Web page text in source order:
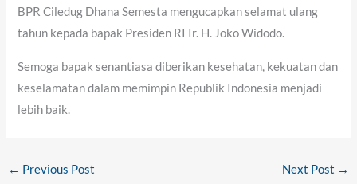
BPR Ciledug Dhana Semesta mengucapkan selamat ulang
tahun kepada bapak Presiden RI Ir. H. Joko Widodo.
Semoga bapak senantiasa diberikan kesehatan, kekuatan dan
keselamatan dalam memimpin Republik Indonesia menjadi
lebih baik.
← Previous Post Next Post →